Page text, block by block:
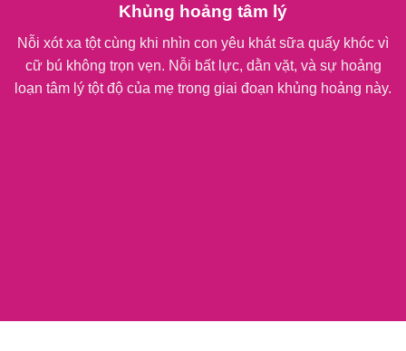
Khủng hoảng tâm lý
Nỗi xót xa tột cùng khi nhìn con yêu khát sữa quấy khóc vì
cữ bú không trọn vẹn. Nỗi bất lực, dằn vặt, và sự hoảng
loạn tâm lý tột độ của mẹ trong giai đoạn khủng hoảng này.